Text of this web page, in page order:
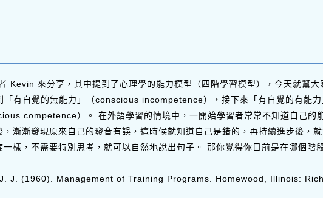
Kevin 來分享，其中提到了心理學的能力模型（四階學習模型），今天就幫大
有自覺的無能力」（conscious incompetence），接下來「有自覺的有能
competence）。 在外語學習的情境中，一開始學習者常常不知道自己的
漸漸發現原來自己的發音有誤，這時候就知道自己是錯的，再持續進步後，
樣，不需要特別思考，就可以自然地說出句子。 那你覺得你目前是在哪個階
J. (1960). Management of Training Programs. Homewood, Illinois: